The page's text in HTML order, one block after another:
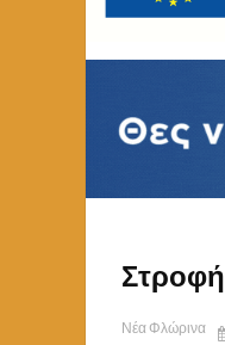
Στροφή
Νέα Φλώρινα